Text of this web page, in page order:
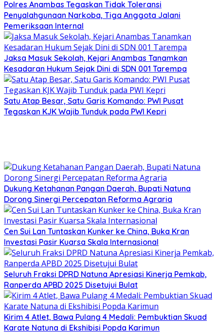
Polres Anambas Tegaskan Tidak Toleransi
Penyalahgunaan Narkoba, Tiga Anggota Jalani
Pemeriksaan Internal
Jaksa Masuk Sekolah, Kejari Anambas Tanamkan
Kesadaran Hukum Sejak Dini di SDN 001 Tarempa
Satu Atap Besar, Satu Garis Komando: PWI Pusat
Tegaskan KJK Wajib Tunduk pada PWI Kepri
Dukung Ketahanan Pangan Daerah, Bupati Natuna
Dorong Sinergi Percepatan Reforma Agraria
Cen Sui Lan Tuntaskan Kunker ke China, Buka Kran
Investasi Pasir Kuarsa Skala Internasional
Seluruh Fraksi DPRD Natuna Apresiasi Kinerja Pemkab,
Ranperda APBD 2025 Disetujui Bulat
Kirim 4 Atlet, Bawa Pulang 4 Medali: Pembuktian Skuad
Karate Natuna di Ekshibisi Popda Karimun